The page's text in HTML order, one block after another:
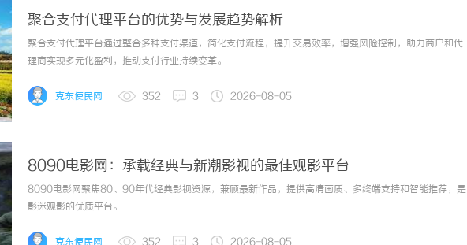
聚合支付代理平台的优势与发展趋势解析
聚合支付代理平台通过整合多种支付渠道，简化支付流程，提升交易效率，增强风险控制，助力商户和代
理商实现多元化盈利，推动支付行业持续变革。
克东便民网 352 3 2026-08-05
8090电影网：承载经典与新潮影视的最佳观影平台
8090电影网聚焦80、90年代经典影视资源，兼顾最新作品，提供高清画质、多终端支持和智能推荐，是
影迷观影的优质平台。
克东便民网 352 3 2026-08-05